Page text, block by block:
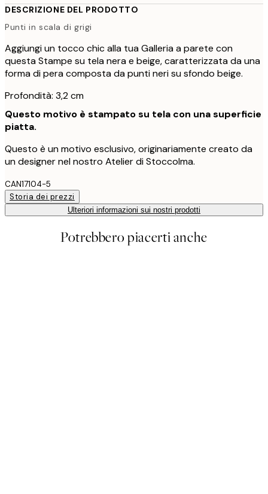
DESCRIZIONE DEL PRODOTTO
Punti in scala di grigi
Aggiungi un tocco chic alla tua Galleria a parete con
questa Stampe su tela nera e beige, caratterizzata da una
forma di pera composta da punti neri su sfondo beige.
Profondità: 3,2 cm
Questo motivo è stampato su tela con una superficie
piatta.
Questo è un motivo esclusivo, originariamente creato da
un designer nel nostro Atelier di Stoccolma.
CAN17104-5
Storia dei prezzi
Ulteriori informazioni sui nostri prodotti
Potrebbero piacerti anche